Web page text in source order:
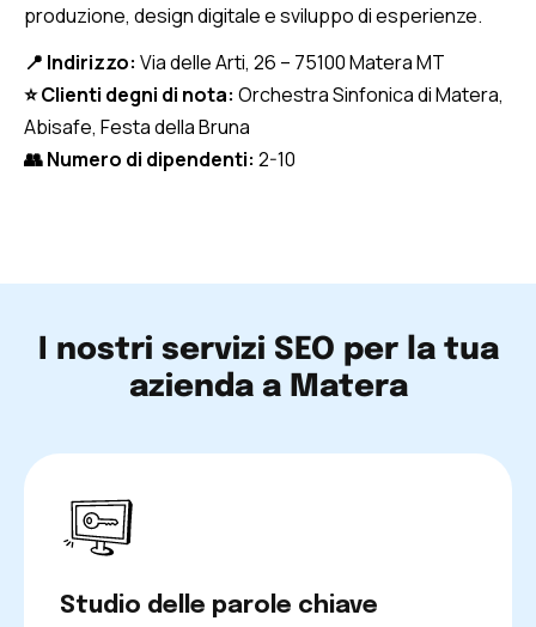
produzione, design digitale e sviluppo di esperienze.
📍 Indirizzo: Via delle Arti, 26 – 75100 Matera MT
⭐ Clienti degni di nota: Orchestra Sinfonica di Matera,
Abisafe, Festa della Bruna
👥 Numero di dipendenti: 2-10
I nostri servizi SEO per la tua
azienda a Matera
Studio delle parole chiave